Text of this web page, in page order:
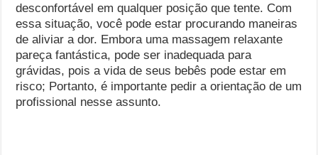
desconfortável em qualquer posição que tente. Com
essa situação, você pode estar procurando maneiras
de aliviar a dor. Embora uma massagem relaxante
pareça fantástica, pode ser inadequada para
grávidas, pois a vida de seus bebês pode estar em
risco; Portanto, é importante pedir a orientação de um
profissional nesse assunto.